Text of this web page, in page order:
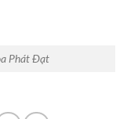
Phát Đạt